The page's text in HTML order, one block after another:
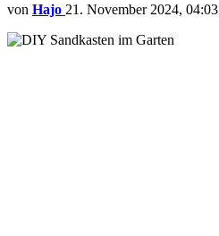
von Hajo 21. November 2024, 04:03